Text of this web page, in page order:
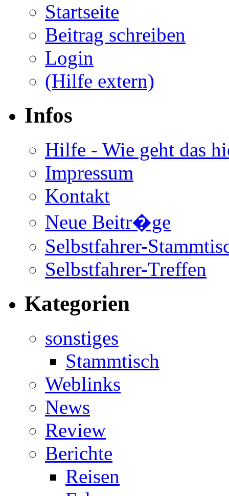
Startseite
Beitrag schreiben
Login
(Hilfe extern)
Infos
Hilfe - Wie geht das
Impressum
Kontakt
Neue Beitr�ge
Selbstfahrer-
Selbstfahrer-Treffen
Kategorien
sonstiges
Stammtisch
Weblinks
News
Review
Berichte
Reisen